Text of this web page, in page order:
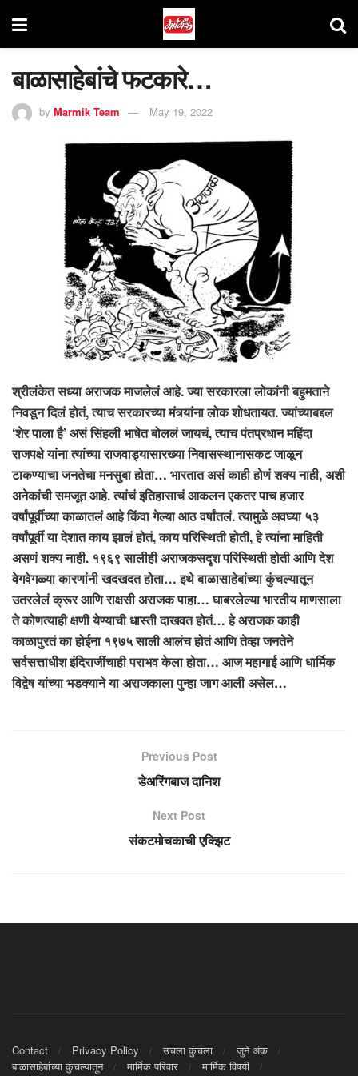
बाळासाहेबांचे फटकारे…
by Marmik Team May 19, 2022
श्रीलंकेत सध्या अराजक माजलेलं आहे. ज्या सरकारला लोकांनी बहुमताने
निवडून दिलं होतं, त्याच सरकारच्या मंत्र्यांना लोक शोधतायत. ज्यांच्याबद्दल
‘शेर पाला है’ असं सिंहली भाषेत बोललं जायचं, त्याच पंतप्रधान महिंदा
राजपक्षे यांना त्यांच्या राजवाड्यासारख्या निवासस्थानासकट जाळून
टाकण्याचा जनतेचा मनसुबा होता… भारतात असं काही होणं शक्य नाही, अशी
अनेकांची समजूत आहे. त्यांचं इतिहासाचं आकलन एकतर पाच हजार
वर्षांपूर्वीच्या काळातलं आहे किंवा गेल्या आठ वर्षांतलं. त्यामुळे अवघ्या ५३
वर्षांपूर्वी या देशात काय झालं होतं, काय परिस्थिती होती, हे त्यांना माहिती
असणं शक्य नाही. १९६९ सालीही अराजकसदृश परिस्थिती होती आणि देश
वेगवेगळ्या कारणांनी खदखदत होता… इथे बाळासाहेबांच्या कुंचल्यातून
उतरलेलं क्रूर आणि राक्षसी अराजक पाहा… घाबरलेल्या भारतीय माणसाला
ते कोणत्याही क्षणी येण्याची धास्ती दाखवत होतं… हे अराजक काही
काळापुरतं का होईना १९७५ साली आलंच होतं आणि तेव्हा जनतेने
सर्वसत्ताधीश इंदिराजींचाही पराभव केला होता… आज महागाई आणि धार्मिक
विद्वेष यांच्या भडक्याने या अराजकाला पुन्हा जाग आली असेल…
Previous Post
डेअरिंगबाज दानिश
Next Post
संकटमोचकाची एक्झिट
Contact Privacy Policy उचला कुंचला
जुने अंक
बाळासाहेबांच्या कुंचल्यातून
मार्मिक परिवार
मार्मिक विषयी